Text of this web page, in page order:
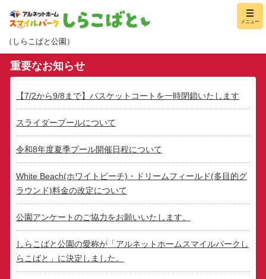
アルネッ
（しらこばと公
メニュー
重要なお知らせ
【7/2から9/8まで】バスケットコートを一時閉鎖いたします
スライダープールについて
令和8年度夏季プール開催日程について
White Beach(ホワイトビーチ)・ドリームフィールド(多目的グ
ラウンド)料金の改定について
公園アンケートのご協力をお願いいたします。
しらこばと公園の愛称が「アルネットホームスマイルパークし
らこばと」に決定しました。